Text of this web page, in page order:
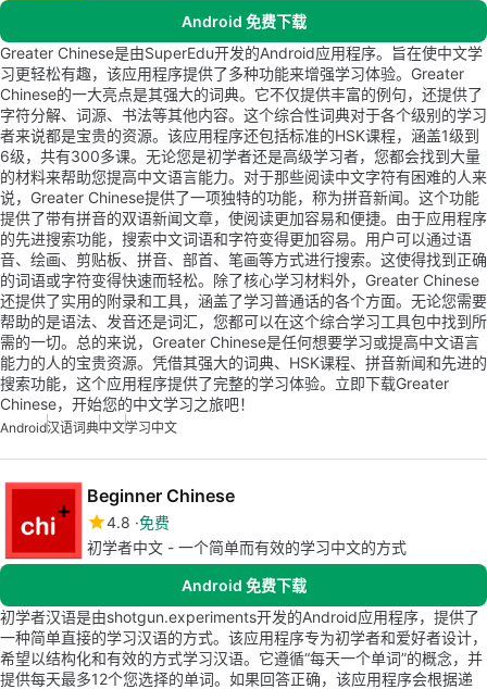
Android 免费下载
Greater Chinese是由SuperEdu开发的Android应用程序。旨在使中文学
习更轻松有趣，该应用程序提供了多种功能来增强学习体验。Greater
Chinese的一大亮点是其强大的词典。它不仅提供丰富的例句，还提供了
字符分解、词源、书法等其他内容。这个综合性词典对于各个级别的学习
者来说都是宝贵的资源。该应用程序还包括标准的HSK课程，涵盖1级到
6级，共有300多课。无论您是初学者还是高级学习者，您都会找到大量
的材料来帮助您提高中文语言能力。对于那些阅读中文字符有困难的人来
说，Greater Chinese提供了一项独特的功能，称为拼音新闻。这个功能
提供了带有拼音的双语新闻文章，使阅读更加容易和便捷。由于应用程序
的先进搜索功能，搜索中文词语和字符变得更加容易。用户可以通过语
音、绘画、剪贴板、拼音、部首、笔画等方式进行搜索。这使得找到正确
的词语或字符变得快速而轻松。除了核心学习材料外，Greater Chinese
还提供了实用的附录和工具，涵盖了学习普通话的各个方面。无论您需要
帮助的是语法、发音还是词汇，您都可以在这个综合学习工具包中找到所
需的一切。总的来说，Greater Chinese是任何想要学习或提高中文语言
能力的人的宝贵资源。凭借其强大的词典、HSK课程、拼音新闻和先进的
搜索功能，这个应用程序提供了完整的学习体验。立即下载Greater
Chinese，开始您的中文学习之旅吧！
Android汉语词典中文学习中文
Beginner Chinese
4.8 免费
初学者中文 - 一个简单而有效的学习中文的方式
Android 免费下载
初学者汉语是由shotgun.experiments开发的Android应用程序，提供了
一种简单直接的学习汉语的方式。该应用程序专为初学者和爱好者设计，
希望以结构化和有效的方式学习汉语。它遵循“每天一个单词”的概念，并
提供每天最多12个您选择的单词。如果回答正确，该应用程序会根据递